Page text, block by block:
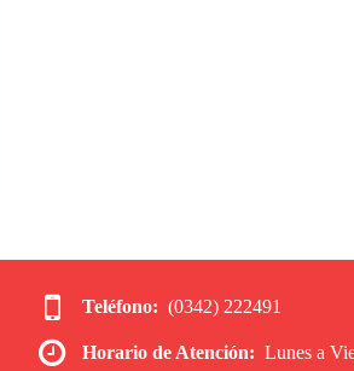
 Teléfono: (0342) 222491
 Horario de Atención: Lunes a